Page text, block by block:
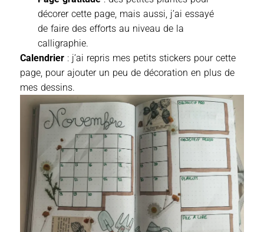
décorer cette page, mais aussi, j’ai essayé
de faire des efforts au niveau de la
calligraphie.
Calendrier : j’ai repris mes petits stickers pour cette
page, pour ajouter un peu de décoration en plus de
mes dessins.